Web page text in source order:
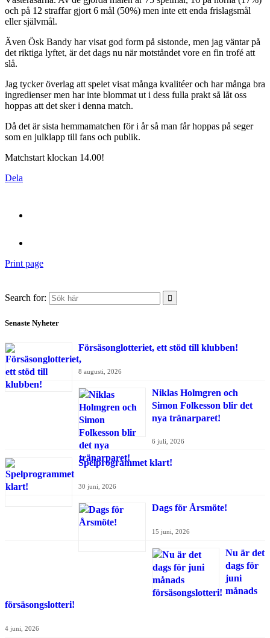
och på 12 straffar gjort 6 mål (50%) men inte ett enda frislagsmål
eller självmål.
Även Ösk Bandy har visat god form på sistonde, men jag väntar på
det riktiga lyftet, är det dags nu när motståndet vore en fin trofé att
slå.
Jag tycker överlag att spelet visat många kvalitéer och har många bra
ingredienser men har inte blommat ut i dess fulla prakt så låt oss
hoppas att det sker i denna match.
Då det är sista hemmamatchen för i år så man får hoppas på seger
som en julklapp till fans och publik.
Matchstart klockan 14.00!
Dela
Print page
Search for:
Senaste Nyheter
Försäsonglotteriet, ett stöd till klubben!
8 augusti, 2026
Niklas Holmgren och
Simon Folkesson blir det
nya tränarparet!
6 juli, 2026
Spelprogrammet klart!
30 juni, 2026
Dags för Årsmöte!
15 juni, 2026
Nu är det
dags för
juni
månads
försäsongslotteri!
4 juni, 2026